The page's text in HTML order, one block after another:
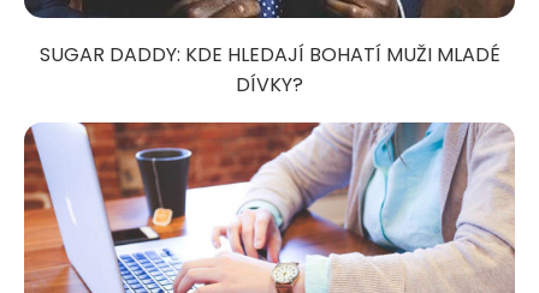
SUGAR DADDY: KDE HLEDAJÍ BOHATÍ MUŽI MLADÉ
DÍVKY?